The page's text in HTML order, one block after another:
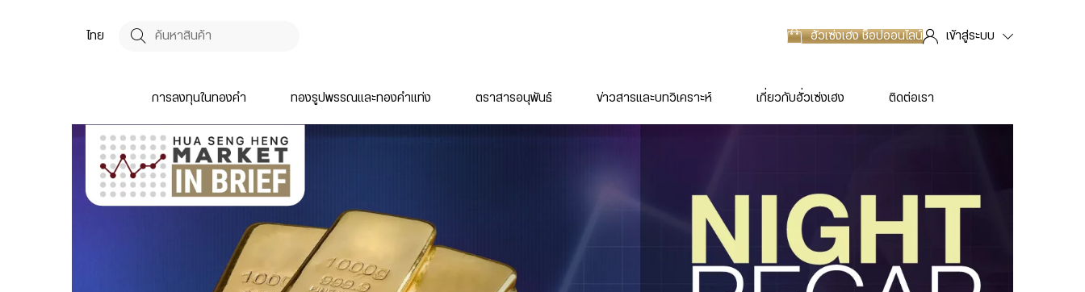
ไทย ฮั่วเซ่งเฮงช็อปออนไลน์ เข้าสู่ระบบ
การลงทุนในทองคำ ทองรูปพรรณและทองคำแท่ง ตราสารอนุพันธ์ ข่าวสารและบทวิเคราะห์ เกี่ยวกับฮั่วเซ่งเฮง ติดต่อเรา